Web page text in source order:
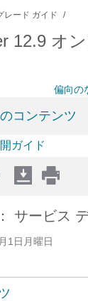
レード ガイド
12.9 オ
偏向の
コンテンツ
ガイド
1日月曜日
サービス